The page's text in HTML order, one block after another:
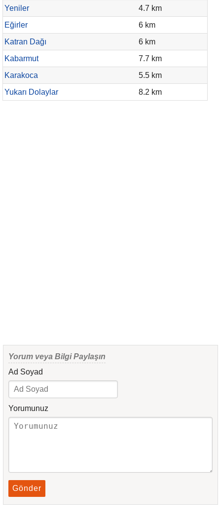
Yeniler
4.7 km
Eğirler
6 km
Katran Dağı
6 km
Kabarmut
7.7 km
Karakoca
5.5 km
Yukarı Dolaylar
8.2 km
Yorum veya Bilgi Paylaşın
Ad Soyad
Yorumunuz
Gönder